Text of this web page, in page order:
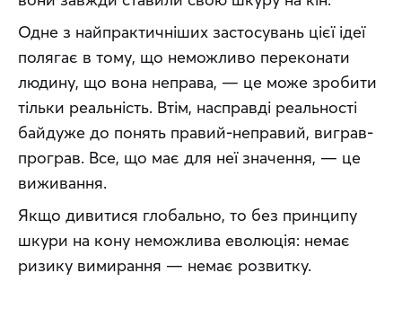
Одне з найпрактичніших застосувань цієї ідеї
полягає в тому, що неможливо переконати
людину, що вона неправа, — це може зробити
тільки реальність. Втім, насправді реальності
байдуже до понять правий-неправий, виграв-
програв. Все, що має для неї значення, — це
виживання.
Якщо дивитися глобально, то без принципу
шкури на кону неможлива еволюція: немає
ризику вимирання — немає розвитку.